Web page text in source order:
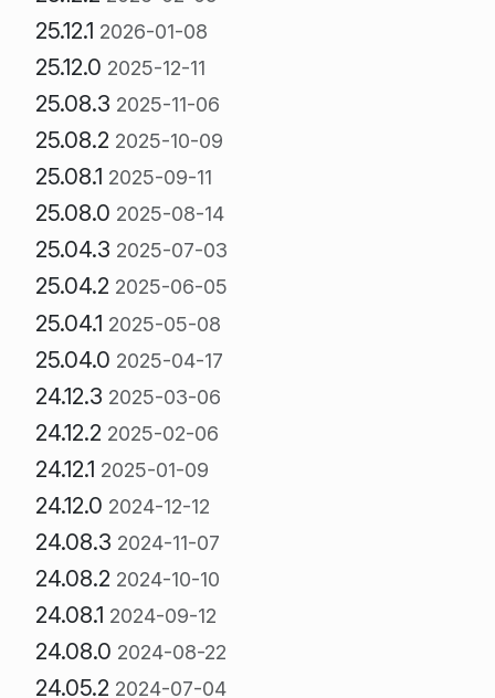
25.12.1 2026-01-08
25.12.0 2025-12-11
25.08.3 2025-11-06
25.08.2 2025-10-09
25.08.1 2025-09-11
25.08.0 2025-08-14
25.04.3 2025-07-03
25.04.2 2025-06-05
25.04.1 2025-05-08
25.04.0 2025-04-17
24.12.3 2025-03-06
24.12.2 2025-02-06
24.12.1 2025-01-09
24.12.0 2024-12-12
24.08.3 2024-11-07
24.08.2 2024-10-10
24.08.1 2024-09-12
24.08.0 2024-08-22
24.05.2 2024-07-04